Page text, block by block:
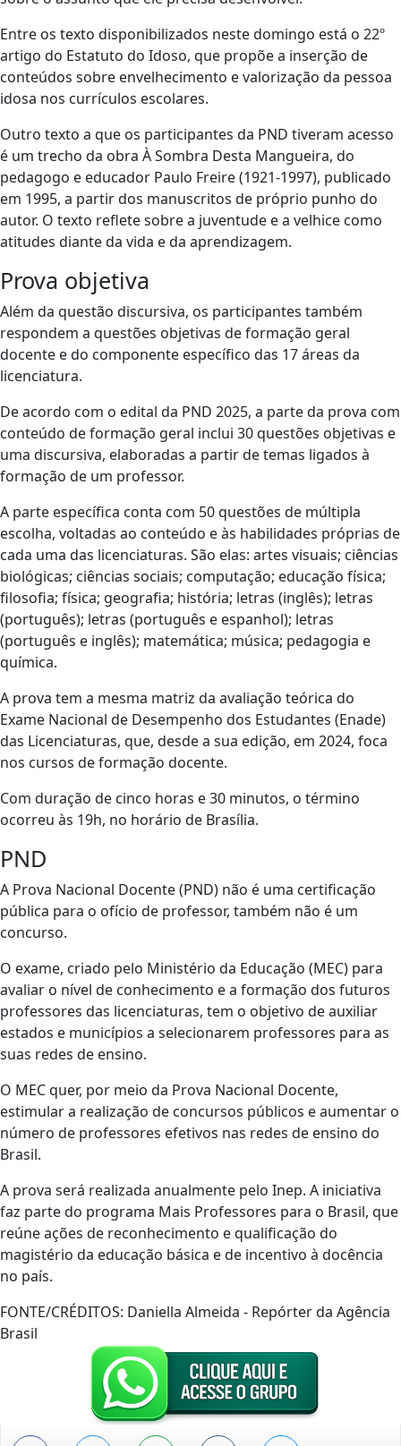
Entre os texto disponibilizados neste domingo está o 22º
artigo do Estatuto do Idoso, que propõe a inserção de
conteúdos sobre envelhecimento e valorização da pessoa
idosa nos currículos escolares.
Outro texto a que os participantes da PND tiveram acesso
é um trecho da obra À Sombra Desta Mangueira, do
pedagogo e educador Paulo Freire (1921-1997), publicado
em 1995, a partir dos manuscritos de próprio punho do
autor. O texto reflete sobre a juventude e a velhice como
atitudes diante da vida e da aprendizagem.
Prova objetiva
Além da questão discursiva, os participantes também
respondem a questões objetivas de formação geral
docente e do componente específico das 17 áreas da
licenciatura.
De acordo com o edital da PND 2025, a parte da prova com
conteúdo de formação geral inclui 30 questões objetivas e
uma discursiva, elaboradas a partir de temas ligados à
formação de um professor.
A parte específica conta com 50 questões de múltipla
escolha, voltadas ao conteúdo e às habilidades próprias de
cada uma das licenciaturas. São elas: artes visuais; ciências
biológicas; ciências sociais; computação; educação física;
filosofia; física; geografia; história; letras (inglês); letras
(português); letras (português e espanhol); letras
(português e inglês); matemática; música; pedagogia e
química.
A prova tem a mesma matriz da avaliação teórica do
Exame Nacional de Desempenho dos Estudantes (Enade)
das Licenciaturas, que, desde a sua edição, em 2024, foca
nos cursos de formação docente.
Com duração de cinco horas e 30 minutos, o término
ocorreu às 19h, no horário de Brasília.
PND
A Prova Nacional Docente (PND) não é uma certificação
pública para o ofício de professor, também não é um
concurso.
O exame, criado pelo Ministério da Educação (MEC) para
avaliar o nível de conhecimento e a formação dos futuros
professores das licenciaturas, tem o objetivo de auxiliar
estados e municípios a selecionarem professores para as
suas redes de ensino.
O MEC quer, por meio da Prova Nacional Docente,
estimular a realização de concursos públicos e aumentar o
número de professores efetivos nas redes de ensino do
Brasil.
A prova será realizada anualmente pelo Inep. A iniciativa
faz parte do programa Mais Professores para o Brasil, que
reúne ações de reconhecimento e qualificação do
magistério da educação básica e de incentivo à docência
no país.
FONTE/CRÉDITOS: Daniella Almeida - Repórter da Agência
Brasil